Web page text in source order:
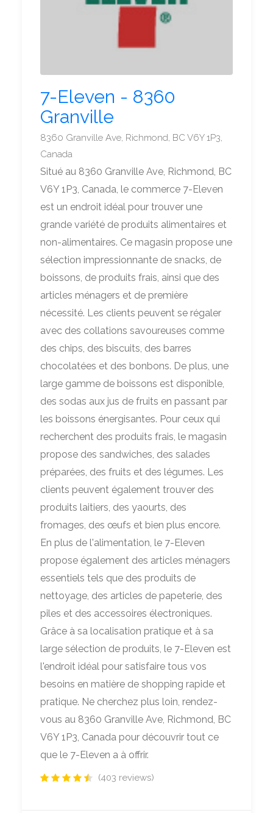
7-Eleven - 8360
Granville
8360 Granville Ave, Richmond, BC V6Y 1P3,
Canada
Situé au 8360 Granville Ave, Richmond, BC
V6Y 1P3, Canada, le commerce 7-Eleven
est un endroit idéal pour trouver une
grande variété de produits alimentaires et
non-alimentaires. Ce magasin propose une
sélection impressionnante de snacks, de
boissons, de produits frais, ainsi que des
articles ménagers et de première
nécessité. Les clients peuvent se régaler
avec des collations savoureuses comme
des chips, des biscuits, des barres
chocolatées et des bonbons. De plus, une
large gamme de boissons est disponible,
des sodas aux jus de fruits en passant par
les boissons énergisantes. Pour ceux qui
recherchent des produits frais, le magasin
propose des sandwiches, des salades
préparées, des fruits et des légumes. Les
clients peuvent également trouver des
produits laitiers, des yaourts, des
fromages, des œufs et bien plus encore.
En plus de l'alimentation, le 7-Eleven
propose également des articles ménagers
essentiels tels que des produits de
nettoyage, des articles de papeterie, des
piles et des accessoires électroniques.
Grâce à sa localisation pratique et à sa
large sélection de produits, le 7-Eleven est
l'endroit idéal pour satisfaire tous vos
besoins en matière de shopping rapide et
pratique. Ne cherchez plus loin, rendez-
vous au 8360 Granville Ave, Richmond, BC
V6Y 1P3, Canada pour découvrir tout ce
que le 7-Eleven a à offrir.
(403 reviews)